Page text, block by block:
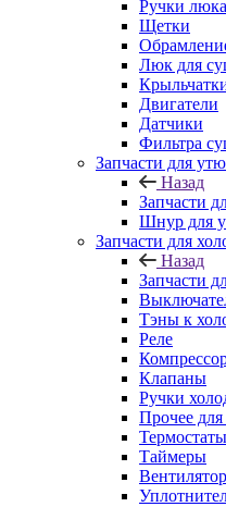
Ручки люка
Щетки
Люк для
Двигатели
Датчики
Фильтра
Запчасти для
Назад
Запчасти
Шнур для
Запчасти для
Назад
Запчасти
Тэны к
Реле
Клапаны
Ручки
Прочее
Термостаты
Таймеры